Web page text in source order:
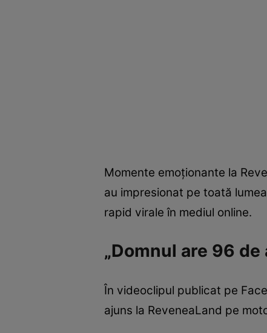
Momente emoționante la
au impresionat pe toată
rapid virale în mediul online.
„Domnul are 96
În videoclipul publicat pe
ajuns la ReveneaLand pe